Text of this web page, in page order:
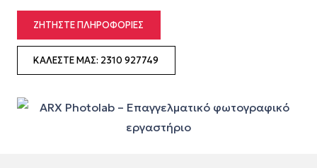
ΖΗΤΉΣΤΕ ΠΛΗΡΟΦΟΡΊΕΣ
ΚΑΛΈΣΤΕ ΜΑΣ: 2310 927749